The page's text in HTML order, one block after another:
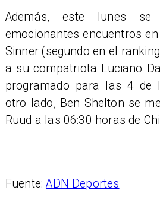
Además, este lunes se
emocionantes encuentros
Sinner (segundo en el
a su compatriota Luciano
programado para las 4 de
otro lado, Ben Shelton se
Ruud a las 06:30 horas de
Fuente:ADN Deportes